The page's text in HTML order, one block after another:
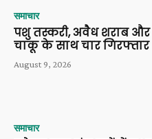
समाचार
पशु तस्करी, अवैध शराब और
चाकू के साथ चार गिरफ्तार
August 9, 2026
समाचार